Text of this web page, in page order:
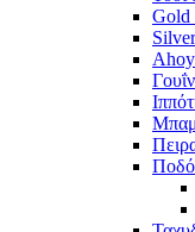
Gold